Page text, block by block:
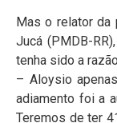
Mas o relator da
Jucá (PMDB-
tenha sido a
– Aloysio
adiamento foi a
Teremos de ter